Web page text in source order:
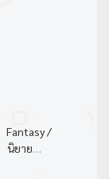
Fantasy /
นิยาย